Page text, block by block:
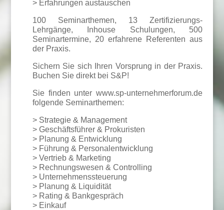
> Erfahrungen austauschen
100 Seminarthemen, 13 Zertifizierungs-
Lehrgänge, Inhouse Schulungen, 500
Seminartermine, 20 erfahrene Referenten aus
der Praxis.
Sichern Sie sich Ihren Vorsprung in der Praxis.
Buchen Sie direkt bei S&P!
Sie finden unter www.sp-unternehmerforum.de
folgende Seminarthemen:
> Strategie & Management
> Geschäftsführer & Prokuristen
> Planung & Entwicklung
> Führung & Personalentwicklung
> Vertrieb & Marketing
> Rechnungswesen & Controlling
> Unternehmenssteuerung
> Planung & Liquidität
> Rating & Bankgespräch
> Einkauf